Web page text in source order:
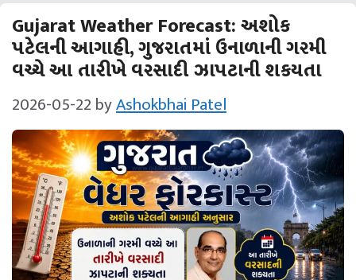
Gujarat Weather Forecast: અશોક
પટેલની આગાહી, ગુજરાતમાં ઉનાળાની ગરમી
વચ્ચે આ તારીખે વરસાદી ઝાપટાની શકયતા
2026-05-22 byAshokbhai Patel